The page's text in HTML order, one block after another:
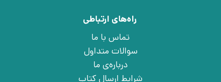
راه‌های ارتباطی
تماس با ما
سوالات متداول
درباره‌ی ما
شرایط ارسال کتاب